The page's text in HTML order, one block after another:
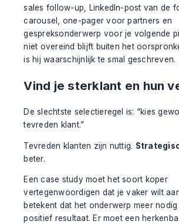
sales follow-up, LinkedIn-post van de
carousel, one-pager voor partners en
gespreksonderwerp voor je volgende
niet overeind blijft buiten het
is hij waarschijnlijk te smal geschreven.
Vind je sterklant en hun
De slechtste selectieregel is: “kies
tevreden klant.”
Tevreden klanten zijn nuttig.
beter.
Een case study moet het soort koper
vertegenwoordigen dat je vaker wilt
betekent dat het onderwerp meer
positief resultaat. Er moet een